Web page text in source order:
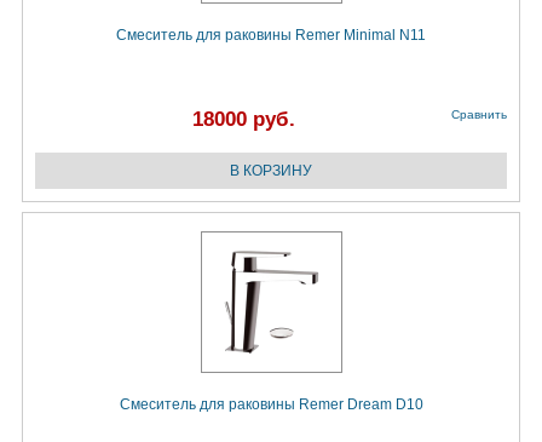
Смеситель для раковины Remer Minimal N11
18000 руб. Сравнить
Смеситель для раковины Remer Dream D10